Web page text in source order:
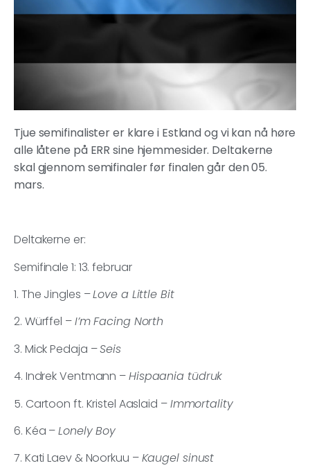
Tjue semifinalister er klare i Estland og vi kan nå høre
alle låtene på ERR sine hjemmesider. Deltakerne
skal gjennom semifinaler før finalen går den 05.
mars.
Deltakerne er:
Semifinale 1: 13. februar
1. The Jingles –Love a Little Bit
2. Würffel –I’m Facing North
3. Mick Pedaja –Seis
4. Indrek Ventmann –Hispaania tüdruk
5. Cartoon ft. Kristel Aaslaid –Immortality
6. Kéa –Lonely Boy
7. Kati Laev & Noorkuu –Kaugel sinust